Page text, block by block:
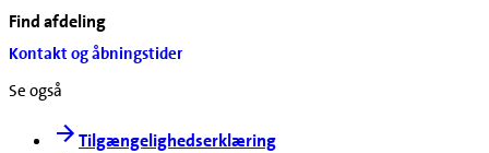
Find afdeling
Kontakt og åbningstider
Se også
Tilgængelighedserklæring